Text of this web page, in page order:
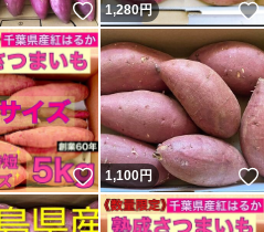
いいね！
1,280円
いいね！
1,100円